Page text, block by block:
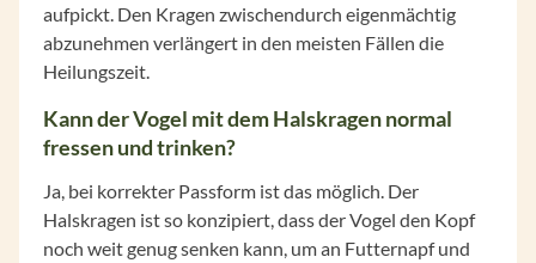
aufpickt. Den Kragen zwischendurch eigenmächtig
abzunehmen verlängert in den meisten Fällen die
Heilungszeit.
Kann der Vogel mit dem Halskragen normal
fressen und trinken?
Ja, bei korrekter Passform ist das möglich. Der
Halskragen ist so konzipiert, dass der Vogel den Kopf
noch weit genug senken kann, um an Futternapf und